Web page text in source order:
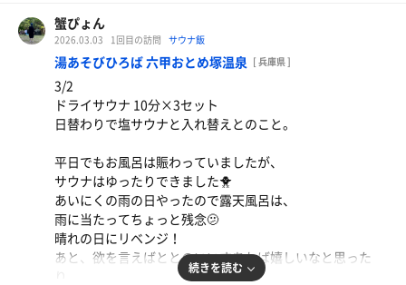
FANTA ふるふるシェイカー
一気飲み
蟹ぴょん
2026.03.03 1回目の訪問 サウナ飯
湯あそびひろば 六甲おとめ塚温泉 [ 兵庫県 ]
3/2
ドライサウナ 10分×3セット
日替わりで塩サウナと入れ替えとのこと。
平日でもお風呂は賑わっていましたが、
サウナはゆったりできました🐥
あいにくの雨の日やったので露天風呂は、
雨に当たってちょっと残念🫤
晴れの日にリベンジ！
あと、欲を言えばととのいいすあれば嬉しいなと思った
続きを読む